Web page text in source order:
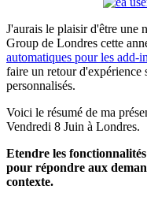
J'aurais le plaisir d'être une
Group de Londres cette
automatiques pour les add-
faire un retour d'expérience
personnalisés.
Voici le résumé de ma
Vendredi 8 Juin à Londres.
Etendre les
pour répondre aux
contexte.